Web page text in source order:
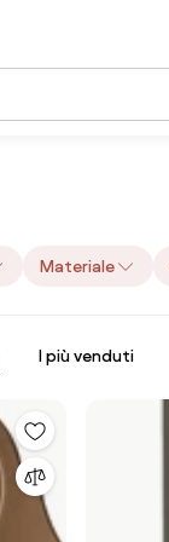
Materiale
I più venduti